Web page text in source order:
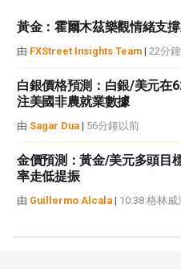
黃金：霍爾木茲樂觀情緒支
由 FXStreet Insights Team | 22分
白銀價格預測：白銀/美元在
注美國非農就業數據
由 Sagar Dua | 56分鐘以前
金價預測：黃金/美元多頭目
率走低提振
由 Guillermo Alcala | 10:38 格林威